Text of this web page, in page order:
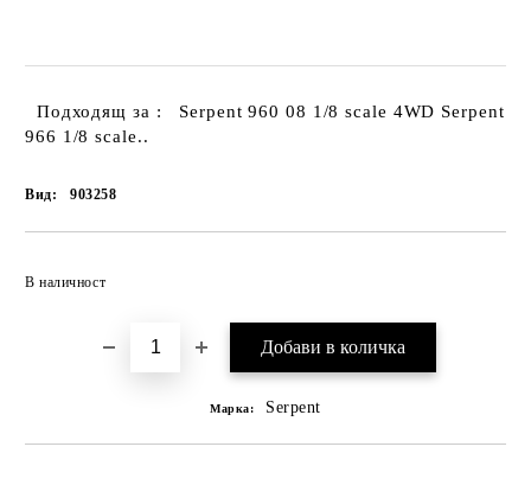
Подходящ за : Serpent 960 08 1/8 scale 4WD Serpent
966 1/8 scale..
Вид: 903258
В наличност
Марка: Serpent